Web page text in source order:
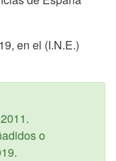
en el (I.N.E.)
2011.
o
.